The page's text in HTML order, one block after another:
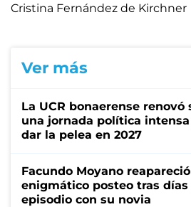
Cristina Fernández de Kirchner
Ver más
La UCR bonaerense renovó
una jornada política
dar la pelea en 2027
Facundo Moyano
enigmático posteo tras
episodio con su novia